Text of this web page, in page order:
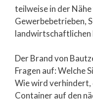
teilweise in der
Gewerbebetrieben,
landwirtschaftlichen
Der Brand von
Fragen auf: Welche
Wie wird verhindert,
Container auf den